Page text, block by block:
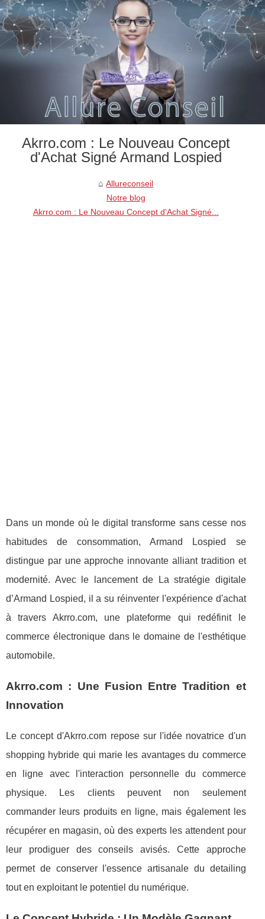
Akrro.com : Le Nouveau Concept
d'Achat Signé Armand Lospied
Allureconseil
Notre blog
Akrro.com : Le Nouveau Concept d'Achat Signé...
Dans un monde où le digital transforme sans cesse nos
habitudes de consommation, Armand Lospied se
distingue par une approche innovante alliant tradition et
modernité. Avec le lancement de La stratégie digitale
d’Armand Lospied, il a su réinventer l'expérience d'achat
à travers Akrro.com, une plateforme qui redéfinit le
commerce électronique dans le domaine de l'esthétique
automobile.
Akrro.com : Une Fusion Entre Tradition et
Innovation
Le concept d'Akrro.com repose sur l'idée novatrice d'un
shopping hybride qui marie les avantages du commerce
en ligne avec l'interaction personnelle du commerce
physique. Les clients peuvent non seulement
commander leurs produits en ligne, mais également les
récupérer en magasin, où des experts les attendent pour
leur prodiguer des conseils avisés. Cette approche
permet de conserver l'essence artisanale du detailing
tout en exploitant le potentiel du numérique.